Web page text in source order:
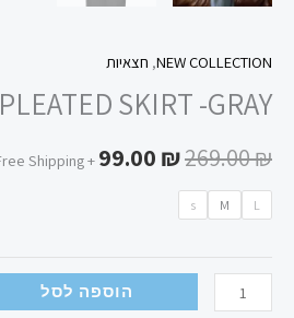
NEW COLLECTION
, חצאיות
PLEATED SKIRT -GRAY
269.00₪
99.00 ₪
+ Free Shipping
L
M
s
הוספה לסל